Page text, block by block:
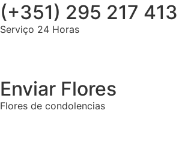
(+351) 295 217 413
Serviço 24 Horas
Enviar Flores
Flores de condolencias